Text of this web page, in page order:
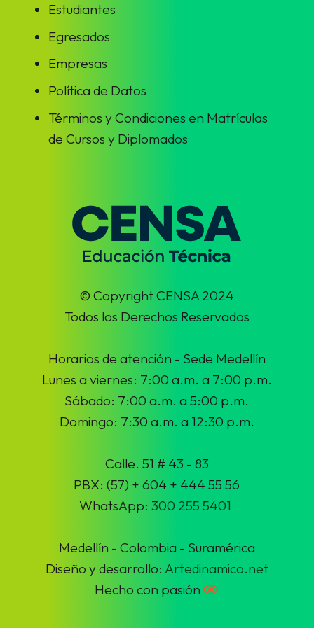
Estudiantes
Egresados
Empresas
Política de Datos
Términos y Condiciones en Matrículas
de Cursos y Diplomados
© Copyright CENSA 2024
Todos los Derechos Reservados
Horarios de atención - Sede Medellín
Lunes a viernes: 7:00 a.m. a 7:00 p.m.
Sábado: 7:00 a.m. a 5:00 p.m.
Domingo: 7:30 a.m. a 12:30 p.m.
Calle. 51 # 43 - 83
PBX: (57) + 604 + 444 55 56
WhatsApp:300 255 5401
Medellín - Colombia - Suramérica
Diseño y desarrollo: Artedinamico.net
Hecho con pasión